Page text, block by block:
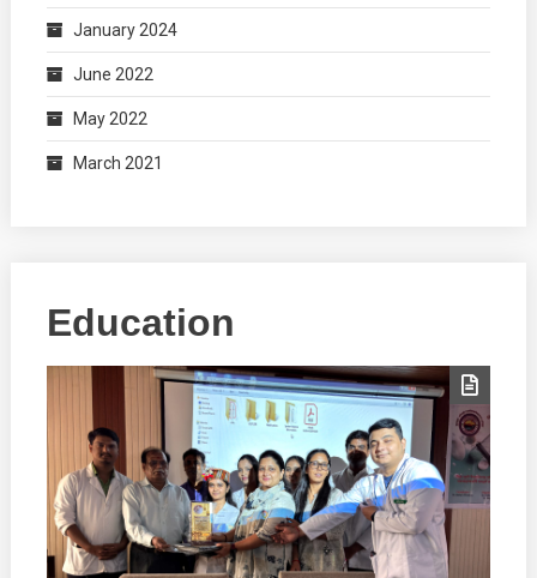
January 2024
June 2022
May 2022
March 2021
Education